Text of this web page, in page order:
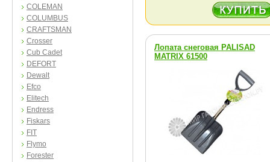
COLEMAN
COLUMBUS
CRAFTSMAN
Crosser
Cub Cadet
DEFORT
Dewalt
Efco
Elitech
Endress
Fiskars
FIT
Flymo
Forester
Лопата снеговая PALISAD
MATRIX 61500